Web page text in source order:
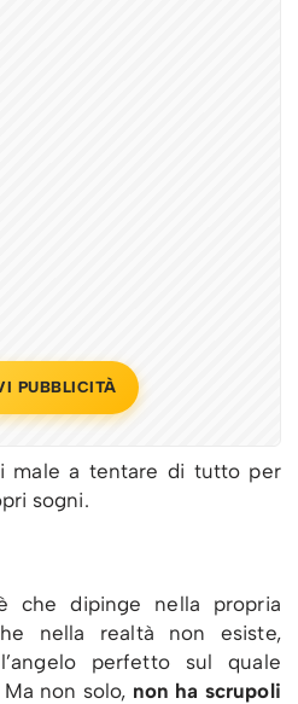
PUBBLICITÀ
male a tentare di tutto per
sogni.
che dipinge nella propria
nella realtà non esiste,
perfetto sul quale
non solo, non ha scrupoli